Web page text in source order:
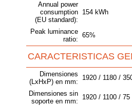
Annual power
consumption
(EU standard):
154 kWh
Peak luminance
ratio:
65%
CARACTERISTICAS
Dimensiones
(LxHxP) en mm:
1920 / 1180 /
Dimensiones sin
soporte en mm:
1920 / 1100 / 75